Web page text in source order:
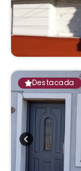
Destacada